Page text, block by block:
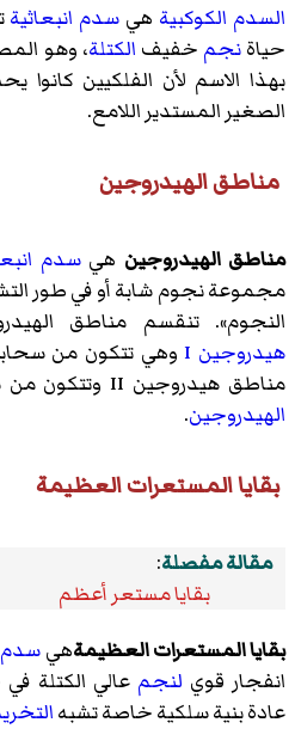
السدم الكوكبية هي سدم انبعاثية
حياةنجم خفيف الكتلة، وهو
بهذا الاسم لأن الفلكيين كانوا
الصغير المستدير اللامع.
مناطق الهيدروجين
مناطق الهيدروجين هيسدم
مجموعة نجوم شابة أو في طور
النجوم». تنقسم مناطق
هيدروجين I وهي تتكون من
مناطق هيدروجين II
وتتكون من
الهيدروجين.
بقايا المستعرات العظيمة
مقالة مفصلة:
بقايا مستعر أعظم
بقايا المستعرات العظيمةهيسدم
انفجار قوي لنجم عالي الكتلة
عادة بنية سلكية خاصة تشبه